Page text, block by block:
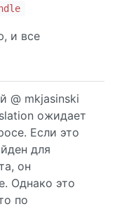
и все
@ mkjasinski
ожидает
Если это
для
он
Однако это
по